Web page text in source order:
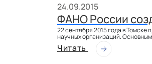
24.09.2015
ФАНО России
22 сентября 2015 года в
научных организаций.
Читать